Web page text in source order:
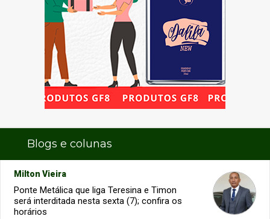
Blogs e colunas
Milton Vieira
Ponte Metálica que liga Teresina e Timon
será interditada nesta sexta (7); confira os
horários